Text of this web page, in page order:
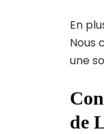
En
Nous
une
de